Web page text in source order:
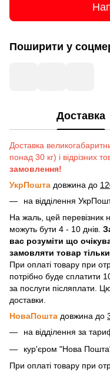
Поширити у
Доставка
Доставка
понад 30 кг) і відрізних
замовлення!
УкрПошта довжина до
на відділення
На жаль, цей перевізник
можуть бути 4 - 10 днів.
вас розуміти що
замовляти товар
При оплаті товару при
потрібно буде сплатити
за послуги післяплати.
доставки.
НоваПошта довжина до
на відділення за
кур'єром "Нова
При оплаті товару при